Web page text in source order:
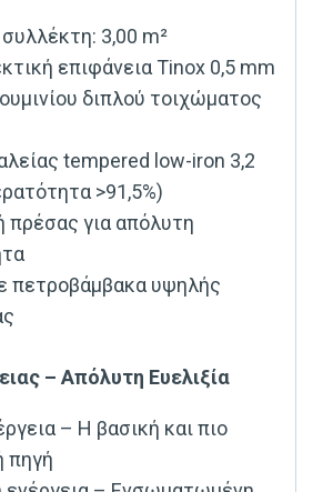
3,00 m²
επιφάνεια Tinox 0,5 mm
διπλού τοιχώματος
tempered low-iron 3,2
>91,5%)
πρέσας για απόλυτη
πετροβάμβακα υψηλής
– Απόλυτη Ευελιξία
– Η βασική και πιο
πηγή